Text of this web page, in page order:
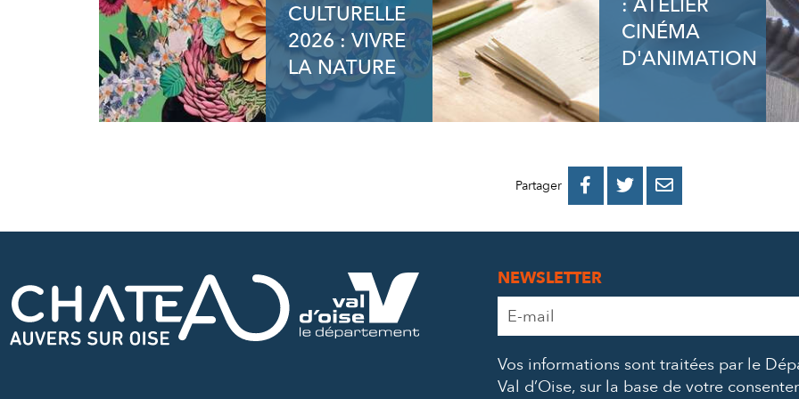
CULTURELLE
2026 : VIVRE
LA NATURE
: ATELIER
CINÉMA
D'ANIMATION
Partager 
PARTAGER
PARTAGER
PARTAGER
NEWSLETTER
Adresse
e-
*
Vos informations sont traitées par le
Val d’Oise, sur la base de votre